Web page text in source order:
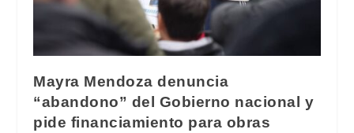
Mayra Mendoza denuncia
“abandono” del Gobierno nacional y
pide financiamiento para obras